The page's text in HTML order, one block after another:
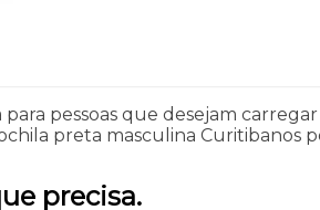
pessoas que desejam
preta masculina Curitibanos
precisa.